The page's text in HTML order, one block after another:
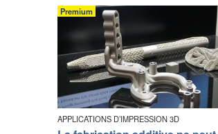
Premium
APPLICATIONS D’IMPRESSION 3D